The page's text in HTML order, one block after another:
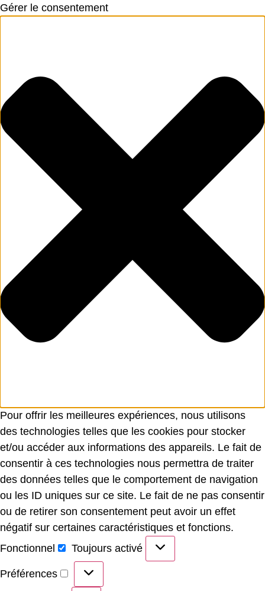
Gérer le consentement
Pour offrir les meilleures expériences, nous utilisons
des technologies telles que les cookies pour stocker
et/ou accéder aux informations des appareils. Le fait de
consentir à ces technologies nous permettra de traiter
des données telles que le comportement de navigation
ou les ID uniques sur ce site. Le fait de ne pas consentir
ou de retirer son consentement peut avoir un effet
négatif sur certaines caractéristiques et fonctions.
Fonctionnel
Toujours activé
Préférences